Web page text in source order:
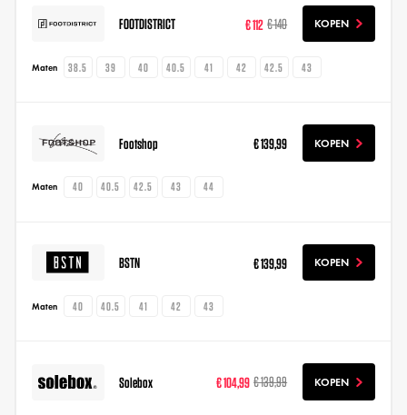
FOOTDISTRICT € 112 € 140 KOPEN
Maten 38.5 39 40 40.5 41 42 42.5 43
Footshop € 139,99 KOPEN
Maten 40 40.5 42.5 43 44
BSTN € 139,99 KOPEN
Maten 40 40.5 41 42 43
Solebox € 104,99 € 139,99 KOPEN